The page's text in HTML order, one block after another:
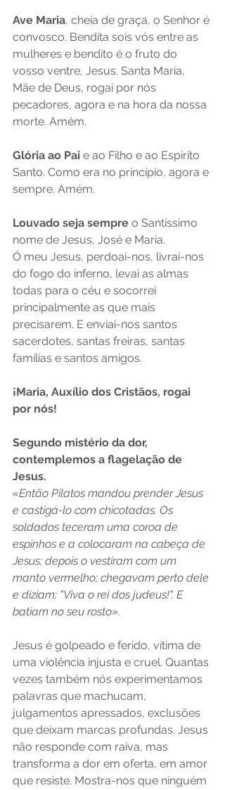
Ave Maria, cheia de graça, o Senhor é
convosco. Bendita sois vós entre as
mulheres e bendito é o fruto do
vosso ventre, Jesus. Santa Maria,
Mãe de Deus, rogai por nós
pecadores, agora e na hora da nossa
morte. Amém.
Glória ao Pai e ao Filho e ao Espírito
Santo. Como era no princípio, agora e
sempre. Amém.
Louvado seja sempre o Santíssimo
nome de Jesus, José e Maria.
Ó meu Jesus, perdoai-nos, livrai-nos
do fogo do inferno, levai as almas
todas para o céu e socorrei
principalmente as que mais
precisarem. E enviai-nos santos
sacerdotes, santas freiras, santas
famílias e santos amigos.
¡Maria, Auxílio dos Cristãos, rogai
por nós!
Segundo mistério da dor,
contemplemos a flagelação de
Jesus.
«Então Pilatos mandou prender Jesus
e castigá-lo com chicotadas. Os
soldados teceram uma coroa de
espinhos e a colocaram na cabeça de
Jesus; depois o vestiram com um
manto vermelho; chegavam perto dele
e diziam: "Viva o rei dos judeus!". E
batiam no seu rosto».
Jesus é golpeado e ferido, vítima de
uma violência injusta e cruel. Quantas
vezes também nós experimentamos
palavras que machucam,
julgamentos apressados, exclusões
que deixam marcas profundas. Jesus
não responde com raiva, mas
transforma a dor em oferta, em amor
que resiste. Mostra-nos que ninguém